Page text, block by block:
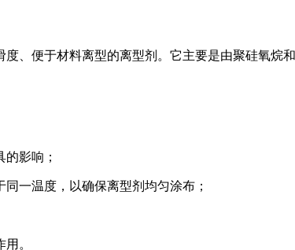
、便于材料离型的离型剂。它主要是由聚硅氧烷
影响；
一温度，以确保离型剂均匀涂布；
。